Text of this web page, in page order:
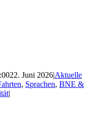
22. Juni 2026|Aktuelle
, Sprachen, BNE &
|